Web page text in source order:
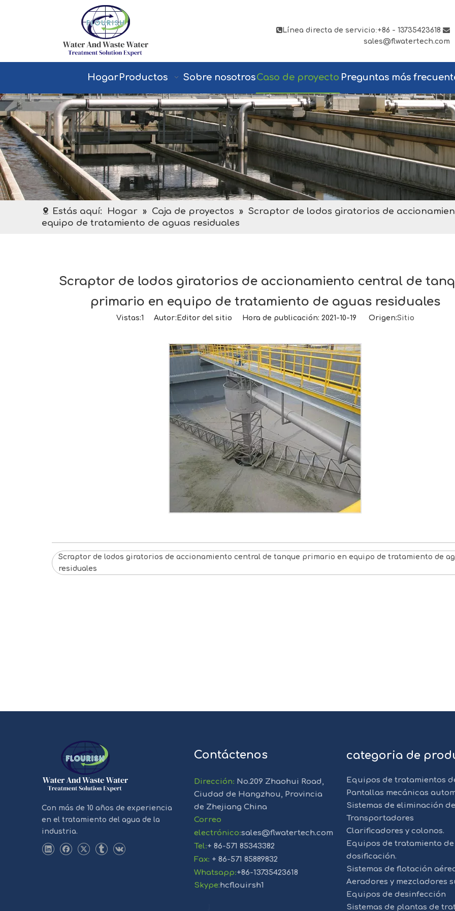
 Línea directa de servicio:+86 - 13735423618 
sales@flwatertech.com
HogarProductos Sobre nosotrosCaso de proyecto Preguntas más
Estás aquí: Hogar » Caja de proyectos » Scraptor de lodos giratorios de
equipo de tratamiento de aguas residuales
Scraptor de lodos giratorios de accionamiento central de
primario en equipo de tratamiento de aguas residuales
Vistas:1 Autor:Editor del sitio Hora de publicación: 2021-10-19 Origen:Sitio
Scraptor de lodos giratorios de accionamiento central de tanque primario en equipo de tratamiento de
residuales
Con más de 10 años de experiencia
en el tratamiento del agua de la
industria.
Contáctenos
Dirección: No.209 Zhaohui Road,
Ciudad de Hangzhou, Provincia
de Zhejiang China
Correo
electrónico:sales@flwatertech.com
Tel:+ 86-571 85343382
Fax: + 86-571 85889832
Whatsapp:+86-13735423618
Skype:hcflouirsh1
categoria de
Equipos de tratamientos
Pantallas mecánicas
Sistemas de eliminación
Transportadores
Clarificadores y colonos.
Equipos de tratamiento
dosificación.
Sistemas de flotación
Aeradores y mezcladores
Equipos de desinfección
Sistemas de plantas de